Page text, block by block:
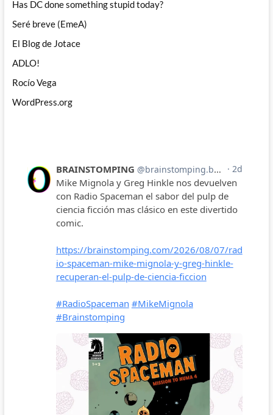
Has DC done something stupid today?
Seré breve (EmeA)
El Blog de Jotace
ADLO!
Rocío Vega
WordPress.org